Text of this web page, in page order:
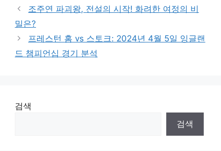
조주연 파괴왕, 전설의 시작! 화려한 여정의 비
밀은?
프레스턴 홈 vs 스토크: 2024년 4월 5일 잉글랜
드 챔피언십 경기 분석
검색
검색